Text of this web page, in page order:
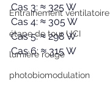
Entrainement ventilatoire
étape de tour UCI
lumière rouge
photobiomodulation
Cas 3: ≈ 325 W
Cas 4: ≈ 305 W
Cas 5: ≈ 298 W
Cas 6: ≈ 315 W